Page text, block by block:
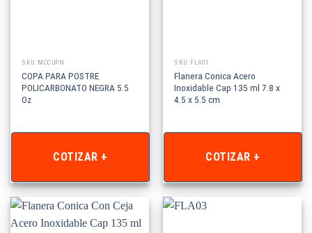
SKU: MCCUPN
COPA PARA POSTRE
POLICARBONATO NEGRA 5.5
Oz
COTIZAR +
SKU: FLA01
Flanera Conica Acero
Inoxidable Cap 135 ml 7.8 x
4.5 x 5.5 cm
COTIZAR +